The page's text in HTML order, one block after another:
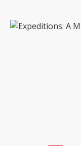
Bildergalerie